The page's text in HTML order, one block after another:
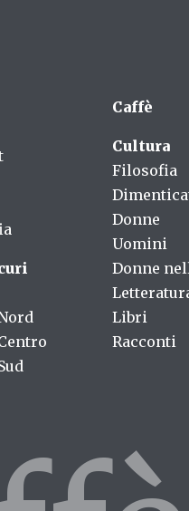
Caffè
Cultura
Filosofia
Donne
Uomini
Donne
Libri
Racconti